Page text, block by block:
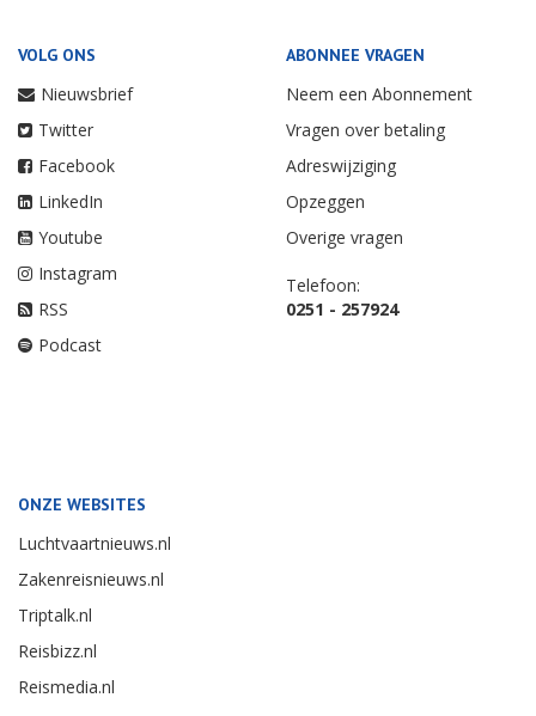
VOLG ONS
Nieuwsbrief
Twitter
Facebook
LinkedIn
Youtube
Instagram
RSS
Podcast
ABONNEE VRAGEN
Neem een Abonnement
Vragen over betaling
Adreswijziging
Opzeggen
Overige vragen
Telefoon:
0251 - 257924
ONZE WEBSITES
Luchtvaartnieuws.nl
Zakenreisnieuws.nl
Triptalk.nl
Reisbizz.nl
Reismedia.nl